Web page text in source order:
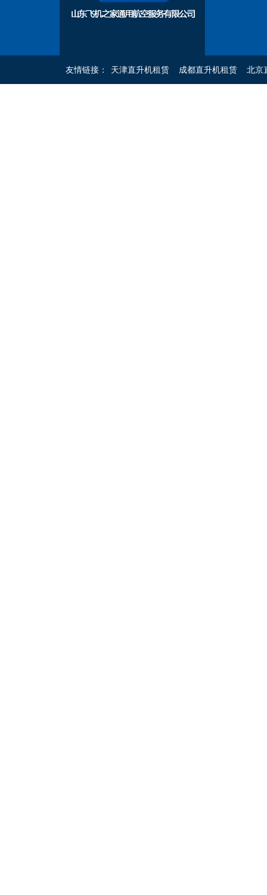
友情链接： 天津直升机租赁 成都直升机租赁 北京